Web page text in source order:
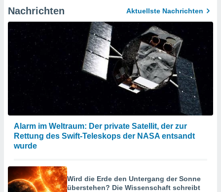
Nachrichten Aktuellste Nachrichten
Alarm im Weltraum: Der private Satellit, der zur
Rettung des Swift-Teleskops der NASA entsandt
wurde
Wird die Erde den Untergang der Sonne
überstehen? Die Wissenschaft schreibt